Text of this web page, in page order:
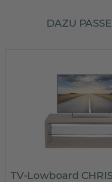
DAZU
TV-Lowboard